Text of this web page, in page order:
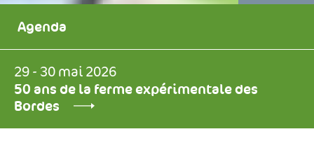
Agenda
29 - 30 mai 2026
50 ans de la ferme expérimentale des
Bordes